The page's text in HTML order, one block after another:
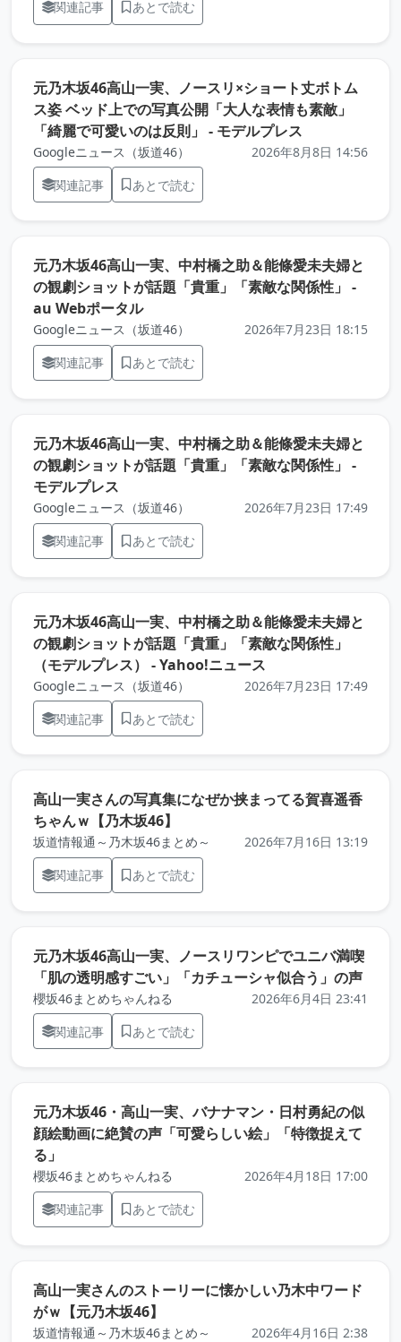
関連記事
あとで読む
元乃木坂46高山一実、ノースリ×ショート丈ボトム
ス姿 ベッド上での写真公開「大人な表情も素敵」
「綺麗で可愛いのは反則」 - モデルプレス
Googleニュース（坂道46）
2026年8月8日 14:56
関連記事
あとで読む
元乃木坂46高山一実、中村橋之助＆能條愛未夫婦と
の観劇ショットが話題「貴重」「素敵な関係性」 -
au Webポータル（元記事を新しいタブで開きます）
Googleニュース（坂道46）
2026年7月23日 18:15
関連記事
あとで読む
元乃木坂46高山一実、中村橋之助＆能條愛未夫婦と
の観劇ショットが話題「貴重」「素敵な関係性」 -
モデルプレス
Googleニュース（坂道46）
2026年7月23日 17:49
関連記事
あとで読む
元乃木坂46高山一実、中村橋之助＆能條愛未夫婦と
の観劇ショットが話題「貴重」「素敵な関係性」
（モデルプレス） - Yahoo!ニュース
Googleニュース（坂道46）
2026年7月23日 17:49
関連記事
あとで読む
高山一実さんの写真集になぜか挟まってる賀喜遥香
ちゃんｗ【乃木坂46】
坂道情報通～乃木坂46まとめ～
2026年7月16日 13:19
関連記事
あとで読む
元乃木坂46高山一実、ノースリワンピでユニバ満喫
「肌の透明感すごい」「カチューシャ似合う」の声（元
櫻坂46まとめちゃんねる
2026年6月4日 23:41
関連記事
あとで読む
元乃木坂46・高山一実、バナナマン・日村勇紀の似
顔絵動画に絶賛の声「可愛らしい絵」「特徴捉えて
る」
櫻坂46まとめちゃんねる
2026年4月18日 17:00
関連記事
あとで読む
高山一実さんのストーリーに懐かしい乃木中ワード
がｗ【元乃木坂46】
坂道情報通～乃木坂46まとめ～
2026年4月16日 2:38